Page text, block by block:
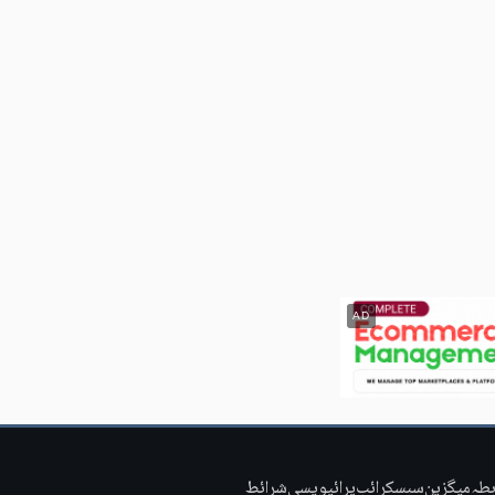
AD